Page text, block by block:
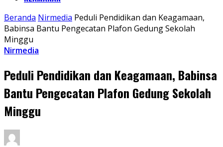
Beranda Nirmedia Peduli Pendidikan dan Keagamaan,
Babinsa Bantu Pengecatan Plafon Gedung Sekolah
Minggu
Nirmedia
Peduli Pendidikan dan Keagamaan, Babinsa
Bantu Pengecatan Plafon Gedung Sekolah
Minggu